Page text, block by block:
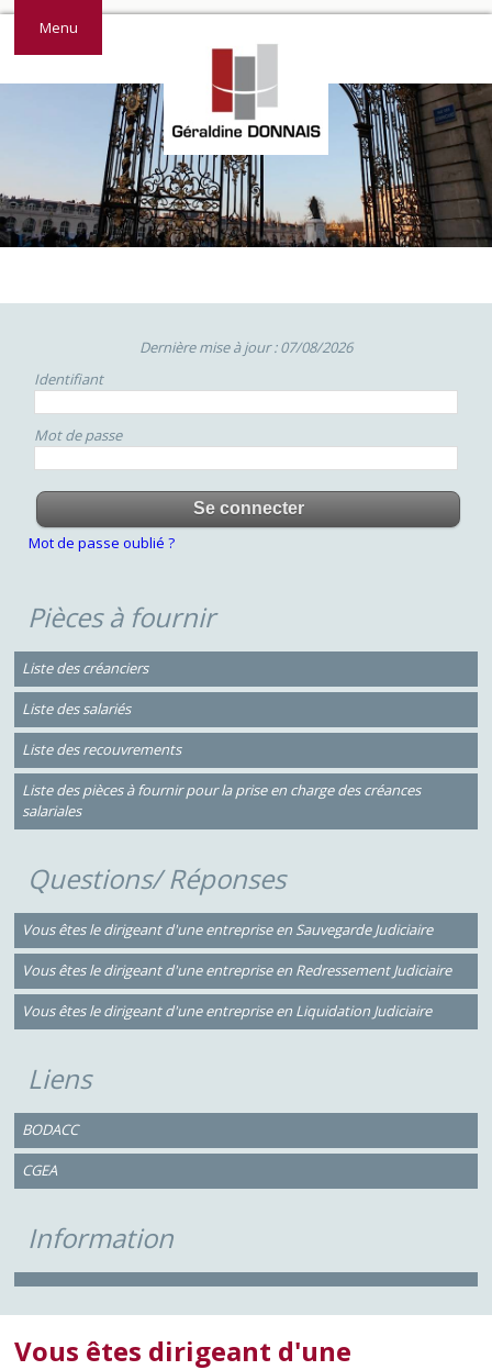
Menu
Dernière mise à jour : 07/08/2026
Identifiant
Mot de passe
Mot de passe oublié ?
Pièces à fournir
Liste des créanciers
Liste des salariés
Liste des recouvrements
Liste des pièces à fournir pour la prise en charge des créances
salariales
Questions/ Réponses
Vous êtes le dirigeant d'une entreprise en Sauvegarde Judiciaire
Vous êtes le dirigeant d'une entreprise en Redressement Judiciaire
Vous êtes le dirigeant d'une entreprise en Liquidation Judiciaire
Liens
BODACC
CGEA
Information
Vous êtes dirigeant d'une